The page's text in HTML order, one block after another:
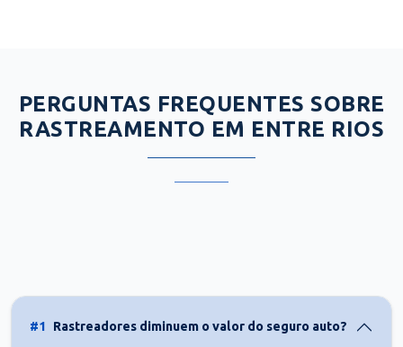
PERGUNTAS FREQUENTES SOBRE
RASTREAMENTO EM ENTRE RIOS
#1 Rastreadores diminuem o valor do seguro auto?